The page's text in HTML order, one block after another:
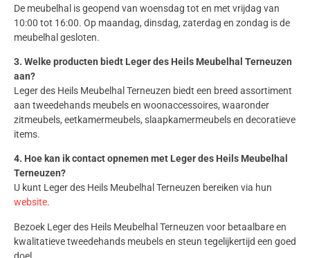
De meubelhal is geopend van woensdag tot en met vrijdag van
10:00 tot 16:00. Op maandag, dinsdag, zaterdag en zondag is de
meubelhal gesloten.
3. Welke producten biedt Leger des Heils Meubelhal Terneuzen
aan?
Leger des Heils Meubelhal Terneuzen biedt een breed assortiment
aan tweedehands meubels en woonaccessoires, waaronder
zitmeubels, eetkamermeubels, slaapkamermeubels en decoratieve
items.
4. Hoe kan ik contact opnemen met Leger des Heils Meubelhal
Terneuzen?
U kunt Leger des Heils Meubelhal Terneuzen bereiken via hun
website.
Bezoek Leger des Heils Meubelhal Terneuzen voor betaalbare en
kwalitatieve tweedehands meubels en steun tegelijkertijd een goed